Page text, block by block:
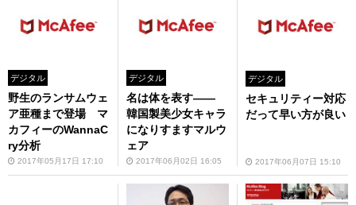
デジタル
野生のランサムウェ
ア亜種まで登場 マ
カフィーのWannaC
ry分析
2017年05月17日 17:10
デジタル
名は体を表す――
韓国製美少女キャラ
になりすますマルウ
ェア
2017年06月02日 16:05
デジタル
セキュリティー対応
だって早い方が良い
2017年06月07日 15:10